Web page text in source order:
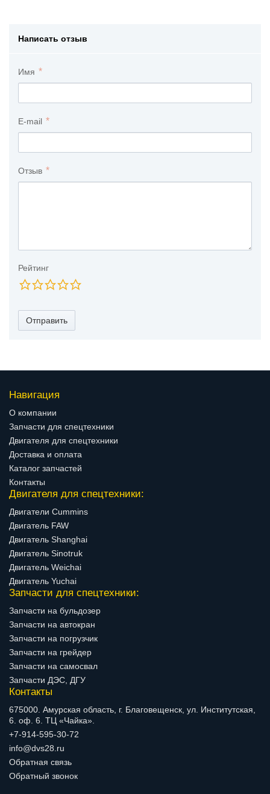
Написать отзыв
Имя
E-mail
Отзыв
Рейтинг
Отправить
Навигация
О компании
Запчасти для спецтехники
Двигателя для спецтехники
Доставка и оплата
Каталог запчастей
Контакты
Двигателя для спецтехники:
Двигатели Cummins
Двигатель FAW
Двигатель Shanghai
Двигатель Sinotruk
Двигатель Weichai
Двигатель Yuchai
Запчасти для спецтехники:
Запчасти на бульдозер
Запчасти на автокран
Запчасти на погрузчик
Запчасти на грейдер
Запчасти на самосвал
Запчасти ДЭС, ДГУ
Контакты
675000. Амурская область, г. Благовещенск, ул. Институтская,
6. оф. 6. ТЦ «Чайка».
+7-914-595-30-72
info@dvs28.ru
Обратная связь
Обратный звонок